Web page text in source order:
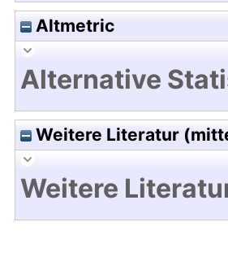
Altmetric
Alternative
Weitere Literatur
Weitere